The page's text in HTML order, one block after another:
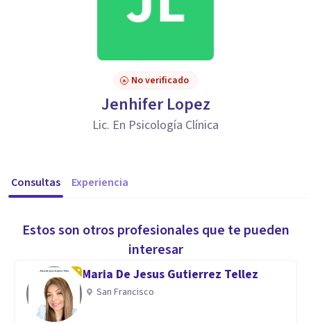
No verificado
Jenhifer Lopez
Lic. En Psicología Clínica
Consultas Experiencia
Estos son otros profesionales que te pueden
interesar
Maria De Jesus Gutierrez Tellez
San Francisco